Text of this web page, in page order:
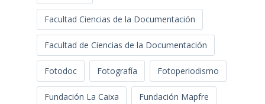
Facultad Ciencias de la Documentación
Facultad de Ciencias de la Documentación
Fotodoc Fotografía Fotoperiodismo
Fundación La Caixa Fundación Mapfre